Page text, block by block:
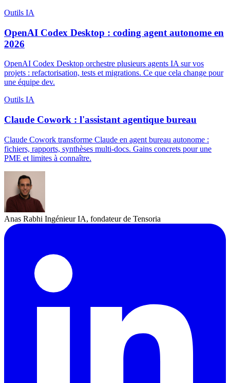
Outils IA
OpenAI Codex Desktop : coding agent autonome en
2026
OpenAI Codex Desktop orchestre plusieurs agents IA sur vos
projets : refactorisation, tests et migrations. Ce que cela change pour
une équipe dev.
Outils IA
Claude Cowork : l'assistant agentique bureau
Claude Cowork transforme Claude en agent bureau autonome :
fichiers, rapports, synthèses multi-docs. Gains concrets pour une
PME et limites à connaître.
Anas Rabhi Ingénieur IA, fondateur de Tensoria